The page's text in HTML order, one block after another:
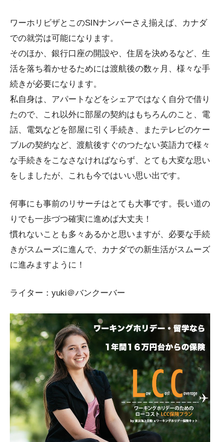
ワーホリビザとこのSINナンバーさえ揃えば、カナダ
での就労は可能になります。
そのほか、銀行口座の開設や、住居を決めるなど、生
活を落ち着かせるためには渡航後の数ヶ月、様々な手
続きが必要になります。
私自身は、アパートなどをシェアではなく自分で借り
たので、これ以外に部屋の契約はもちろんのこと、電
話、電気などを部屋に引く手続き、またテレビのケー
ブルの契約など、渡航後すぐのつたない英語力で様々
な手続きをこなさなければならず、とても大変な思い
をしましたが、これも今ではいい思い出です。
何事にも事前のリサーチはとても大事です。長い道の
りでも一歩づつ確実に進めば大丈夫！
慣れないことも多々あるかと思いますが、必要な手続
きがスムーズに進んで、カナダでの新生活がスムーズ
に進みますように！
ライター：yuki＠バンクーバー